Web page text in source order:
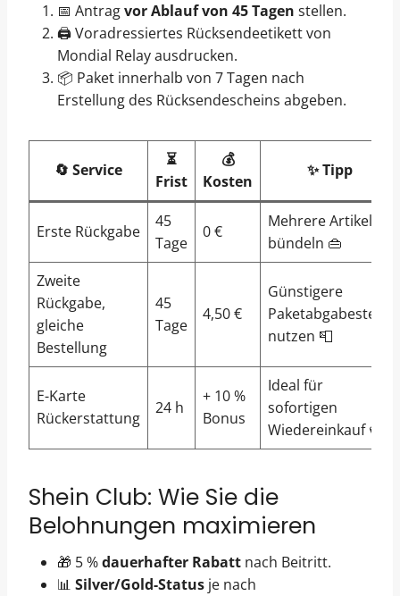
📅 Antragvor Ablauf von 45 Tagen stellen.
🖨️ Voradressiertes Rücksendeetikett von
Mondial Relay ausdrucken.
📦 Paket innerhalb von 7 Tagen nach
Erstellung des Rücksendescheins abgeben.
🔄 Service
⏳
Frist
💰
Kosten
✨ Tipp
Erste Rückgabe
45
Tage
0 €
Mehrere Artikel
bündeln 👜
Zweite
Rückgabe,
gleiche
Bestellung
45
Tage
4,50 €
Günstigere
Paketabgabestelle
nutzen 📮
E-Karte
Rückerstattung
24 h
+ 10 %
Bonus
Ideal für
sofortigen
Wiedereinkauf 💳
Shein Club: Wie Sie die
Belohnungen maximieren
🎁 5 %dauerhafter Rabatt nach Beitritt.
📊 Silver/Gold-Status je nach